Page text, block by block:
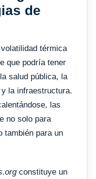
de
térmica
que podría tener
salud pública, la
la infraestructura.
las
no solo para
también para un
constituye un